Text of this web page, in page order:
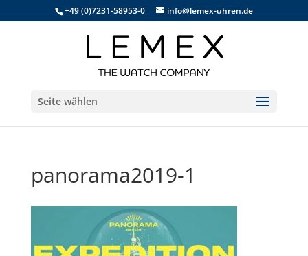
+49 (0)7231-58953-0 info@lemex-uhren.de
Seite wählen
panorama2019-1